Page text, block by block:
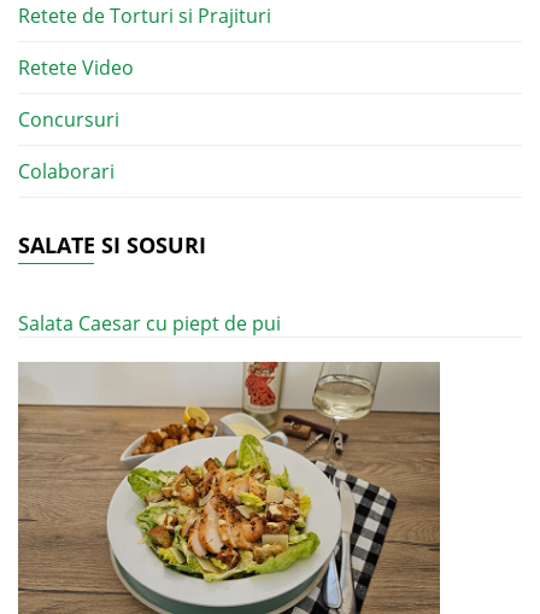
Retete de Torturi si Prajituri
Retete Video
Concursuri
Colaborari
SALATE SI SOSURI
Salata Caesar cu piept de pui